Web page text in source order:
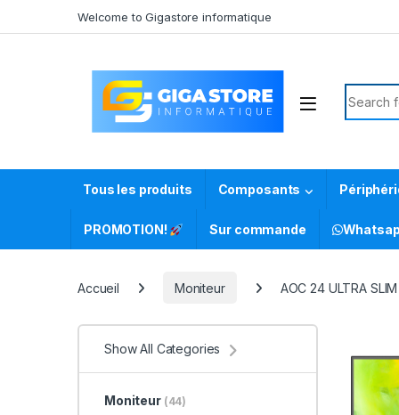
Welcome to Gigastore informatique
Search
Tous les produits Composants
PROMOTION! Sur commande
Accueil Moniteur AOC 24 ULTRA
Show All Categories
Moniteur (44)